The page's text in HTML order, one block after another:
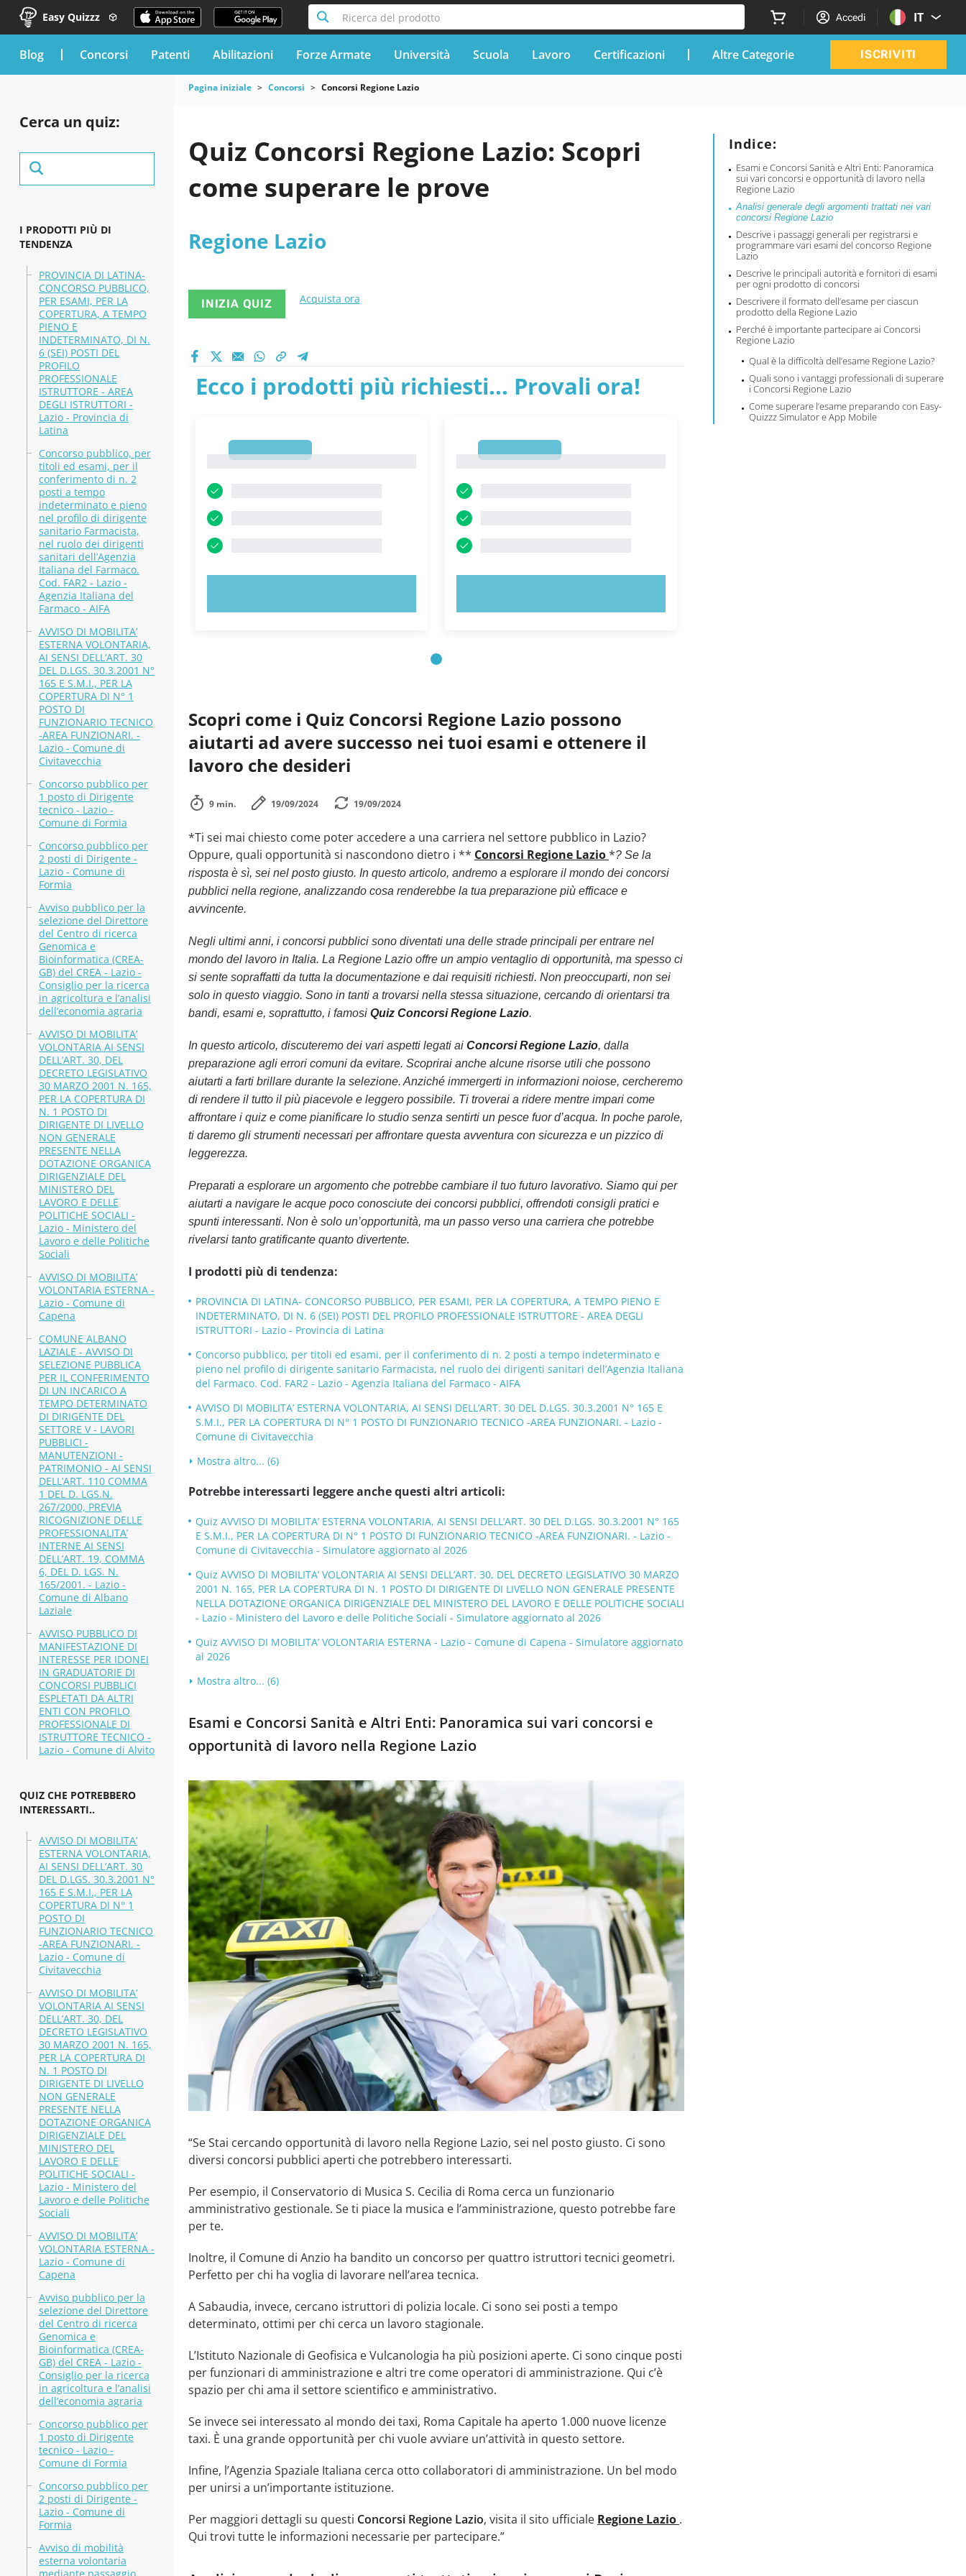
Easy Quizzz Ricerca del prodotto Accedi IT
blog Concorsi Patenti Abilitazioni Forze Armate Università Scuola Lavoro Certificazioni Altre Categorie ISCRIVITI
Cerca un quiz:
I PRODOTTI PIÙ DI
TENDENZA
PROVINCIA DI LATINA-
CONCORSO PUBBLICO,
PER ESAMI, PER LA
COPERTURA, A TEMPO
PIENO E
INDETERMINATO, DI N.
6 (SEI) POSTI DEL
PROFILO
PROFESSIONALE
ISTRUTTORE - AREA
DEGLI ISTRUTTORI -
Lazio - Provincia di
Latina
Concorso pubblico, per
titoli ed esami, per il
conferimento di n. 2
posti a tempo
indeterminato e pieno
nel profilo di dirigente
sanitario Farmacista,
nel ruolo dei dirigenti
sanitari dell’Agenzia
Italiana del Farmaco.
Cod. FAR2 - Lazio -
Agenzia Italiana del
Farmaco - AIFA
AVVISO DI MOBILITA’
ESTERNA VOLONTARIA,
AI SENSI DELL’ART. 30
DEL D.LGS. 30.3.2001 N°
165 E S.M.I., PER LA
COPERTURA DI N° 1
POSTO DI
FUNZIONARIO TECNICO
-AREA FUNZIONARI. -
Lazio - Comune di
Civitavecchia
Concorso pubblico per
1 posto di Dirigente
tecnico - Lazio -
Comune di Formia
Concorso pubblico per
2 posti di Dirigente -
Lazio - Comune di
Formia
Avviso pubblico per la
selezione del Direttore
del Centro di ricerca
Genomica e
Bioinformatica (CREA-
GB) del CREA - Lazio -
Consiglio per la ricerca
in agricoltura e l’analisi
dell’economia agraria
AVVISO DI MOBILITA’
VOLONTARIA AI SENSI
DELL’ART. 30, DEL
DECRETO LEGISLATIVO
30 MARZO 2001 N. 165,
PER LA COPERTURA DI
N. 1 POSTO DI
DIRIGENTE DI LIVELLO
NON GENERALE
PRESENTE NELLA
DOTAZIONE ORGANICA
DIRIGENZIALE DEL
MINISTERO DEL
LAVORO E DELLE
POLITICHE SOCIALI -
Lazio - Ministero del
Lavoro e delle Politiche
Sociali
AVVISO DI MOBILITA’
VOLONTARIA ESTERNA -
Lazio - Comune di
Capena
COMUNE ALBANO
LAZIALE - AVVISO DI
SELEZIONE PUBBLICA
PER IL CONFERIMENTO
DI UN INCARICO A
TEMPO DETERMINATO
DI DIRIGENTE DEL
SETTORE V - LAVORI
PUBBLICI -
MANUTENZIONI -
PATRIMONIO - AI SENSI
DELL’ART. 110 COMMA
1 DEL D. LGS.N.
267/2000, PREVIA
RICOGNIZIONE DELLE
PROFESSIONALITA’
INTERNE AI SENSI
DELL’ART. 19, COMMA
6, DEL D. LGS. N.
165/2001. - Lazio -
Comune di Albano
Laziale
AVVISO PUBBLICO DI
MANIFESTAZIONE DI
INTERESSE PER IDONEI
IN GRADUATORIE DI
CONCORSI PUBBLICI
ESPLETATI DA ALTRI
ENTI CON PROFILO
PROFESSIONALE DI
ISTRUTTORE TECNICO -
Lazio - Comune di Alvito
QUIZ CHE POTREBBERO
INTERESSARTI..
AVVISO DI MOBILITA’
ESTERNA VOLONTARIA,
AI SENSI DELL’ART. 30
DEL D.LGS. 30.3.2001 N°
165 E S.M.I., PER LA
COPERTURA DI N° 1
POSTO DI
FUNZIONARIO TECNICO
-AREA FUNZIONARI. -
Lazio - Comune di
Civitavecchia
AVVISO DI MOBILITA’
VOLONTARIA AI SENSI
DELL’ART. 30, DEL
DECRETO LEGISLATIVO
30 MARZO 2001 N. 165,
PER LA COPERTURA DI
N. 1 POSTO DI
DIRIGENTE DI LIVELLO
NON GENERALE
PRESENTE NELLA
DOTAZIONE ORGANICA
DIRIGENZIALE DEL
MINISTERO DEL
LAVORO E DELLE
POLITICHE SOCIALI -
Lazio - Ministero del
Lavoro e delle Politiche
Sociali
AVVISO DI MOBILITA’
VOLONTARIA ESTERNA -
Lazio - Comune di
Capena
Avviso pubblico per la
selezione del Direttore
del Centro di ricerca
Genomica e
Bioinformatica (CREA-
GB) del CREA - Lazio -
Consiglio per la ricerca
in agricoltura e l’analisi
dell’economia agraria
Concorso pubblico per
1 posto di Dirigente
tecnico - Lazio -
Comune di Formia
Concorso pubblico per
2 posti di Dirigente -
Lazio - Comune di
Formia
Avviso di mobilità
esterna volontaria
Pagina iniziale Concorsi Concorsi Regione Lazio
Indice:
Esami e Concorsi Sanità e Altri Enti: Panoramica
sui vari concorsi e opportunità di lavoro nella
Regione Lazio
Analisi generale degli argomenti trattati nei vari
concorsi Regione Lazio
Descrive i passaggi generali per registrarsi e
programmare vari esami del concorso Regione
Lazio
Descrive le principali autorità e fornitori di esami
per ogni prodotto di concorsi
Descrivere il formato dell’esame per ciascun
prodotto della Regione Lazio
Perché è importante partecipare ai Concorsi
Regione Lazio
Qual è la difficoltà dell’esame Regione Lazio?
Quali sono i vantaggi professionali di superare
i Concorsi Regione Lazio
Come superare l’esame preparando con Easy-
Quizzz Simulator e App Mobile
Quiz Concorsi Regione Lazio: Scopri
come superare le prove
Regione Lazio
INIZIA QUIZ Acquista ora
Ecco i prodotti più richiesti... Provali ora!
Scopri come i Quiz Concorsi Regione Lazio possono
aiutarti ad avere successo nei tuoi esami e ottenere il
lavoro che desideri
9 min. 19/09/2024 19/09/2024
*Ti sei mai chiesto come poter accedere a una carriera nel settore pubblico in Lazio?
Oppure, quali opportunità si nascondono dietro i ** Concorsi Regione Lazio*? Se la
risposta è sì, sei nel posto giusto. In questo articolo, andremo a esplorare il mondo dei concorsi
pubblici nella regione, analizzando cosa renderebbe la tua preparazione più efficace e
avvincente.
Negli ultimi anni, i concorsi pubblici sono diventati una delle strade principali per entrare nel
mondo del lavoro in Italia. La Regione Lazio offre un ampio ventaglio di opportunità, ma spesso ci
si sente sopraffatti da tutta la documentazione e dai requisiti richiesti. Non preoccuparti, non sei
solo in questo viaggio. Sono in tanti a trovarsi nella stessa situazione, cercando di orientarsi tra
bandi, esami e, soprattutto, i famosi Quiz Concorsi Regione Lazio.
In questo articolo, discuteremo dei vari aspetti legati ai Concorsi Regione Lazio, dalla
preparazione agli errori comuni da evitare. Scoprirai anche alcune risorse utili che possono
aiutarti a farti brillare durante la selezione. Anziché immergerti in informazioni noiose, cercheremo
di rendere il tutto il più piacevole e leggero possibile. Ti troverai a ridere mentre impari come
affrontare i quiz e come pianificare lo studio senza sentirti un pesce fuor d’acqua. In poche parole,
ti daremo gli strumenti necessari per affrontare questa avventura con sicurezza e un pizzico di
leggerezza.
Preparati a esplorare un argomento che potrebbe cambiare il tuo futuro lavorativo. Siamo qui per
aiutarti a navigare le acque poco conosciute dei concorsi pubblici, offrendoti consigli pratici e
spunti interessanti. Non è solo un’opportunità, ma un passo verso una carriera che potrebbe
rivelarsi tanto gratificante quanto divertente.
I prodotti più di tendenza:
PROVINCIA DI LATINA- CONCORSO PUBBLICO, PER ESAMI, PER LA COPERTURA, A TEMPO PIENO E
INDETERMINATO, DI N. 6 (SEI) POSTI DEL PROFILO PROFESSIONALE ISTRUTTORE - AREA DEGLI
ISTRUTTORI - Lazio - Provincia di Latina
Concorso pubblico, per titoli ed esami, per il conferimento di n. 2 posti a tempo indeterminato e
pieno nel profilo di dirigente sanitario Farmacista, nel ruolo dei dirigenti sanitari dell’Agenzia Italiana
del Farmaco. Cod. FAR2 - Lazio - Agenzia Italiana del Farmaco - AIFA
AVVISO DI MOBILITA’ ESTERNA VOLONTARIA, AI SENSI DELL’ART. 30 DEL D.LGS. 30.3.2001 N° 165 E
S.M.I., PER LA COPERTURA DI N° 1 POSTO DI FUNZIONARIO TECNICO -AREA FUNZIONARI. - Lazio -
Comune di Civitavecchia
Mostra altro... (6)
Potrebbe interessarti leggere anche questi altri articoli:
Quiz AVVISO DI MOBILITA’ ESTERNA VOLONTARIA, AI SENSI DELL’ART. 30 DEL D.LGS. 30.3.2001 N° 165
E S.M.I., PER LA COPERTURA DI N° 1 POSTO DI FUNZIONARIO TECNICO -AREA FUNZIONARI. - Lazio -
Comune di Civitavecchia - Simulatore aggiornato al 2026
Quiz AVVISO DI MOBILITA’ VOLONTARIA AI SENSI DELL’ART. 30, DEL DECRETO LEGISLATIVO 30 MARZO
2001 N. 165, PER LA COPERTURA DI N. 1 POSTO DI DIRIGENTE DI LIVELLO NON GENERALE PRESENTE
NELLA DOTAZIONE ORGANICA DIRIGENZIALE DEL MINISTERO DEL LAVORO E DELLE POLITICHE SOCIALI
- Lazio - Ministero del Lavoro e delle Politiche Sociali - Simulatore aggiornato al 2026
Quiz AVVISO DI MOBILITA’ VOLONTARIA ESTERNA - Lazio - Comune di Capena - Simulatore aggiornato
al 2026
Mostra altro... (6)
Esami e Concorsi Sanità e Altri Enti: Panoramica sui vari concorsi e
opportunità di lavoro nella Regione Lazio
“Se Stai cercando opportunità di lavoro nella Regione Lazio, sei nel posto giusto. Ci sono
diversi concorsi pubblici aperti che potrebbero interessarti.
Per esempio, il Conservatorio di Musica S. Cecilia di Roma cerca un funzionario
amministrativo gestionale. Se ti piace la musica e l’amministrazione, questo potrebbe fare
per te.
Inoltre, il Comune di Anzio ha bandito un concorso per quattro istruttori tecnici geometri.
Perfetto per chi ha voglia di lavorare nell’area tecnica.
A Sabaudia, invece, cercano istruttori di polizia locale. Ci sono sei posti a tempo
determinato, ottimi per chi cerca un lavoro stagionale.
L’Istituto Nazionale di Geofisica e Vulcanologia ha più posizioni aperte. Ci sono cinque posti
per funzionari di amministrazione e altri tre come operatori di amministrazione. Qui c’è
spazio per chi ama il settore scientifico e amministrativo.
Se invece sei interessato al mondo dei taxi, Roma Capitale ha aperto 1.000 nuove licenze
taxi. È una grande opportunità per chi vuole avviare un’attività in questo settore.
Infine, l’Agenzia Spaziale Italiana cerca otto collaboratori di amministrazione. Un bel modo
per unirsi a un’importante istituzione.
Per maggiori dettagli su questi Concorsi Regione Lazio, visita il sito ufficiale Regione Lazio .
Qui trovi tutte le informazioni necessarie per partecipare.”